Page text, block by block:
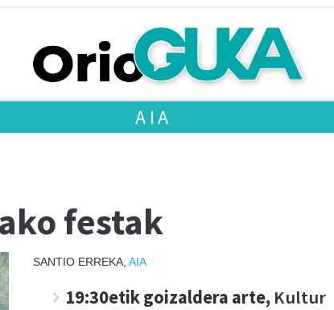
AIA
festak
SANTIO ERREKA, AIA
19:30etik goizaldera arte, Kultur